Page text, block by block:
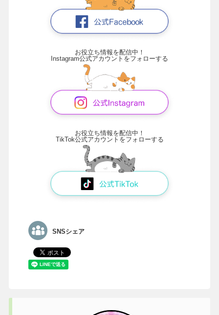
お役立ち情報を配信中！
Instagram公式アカウントをフォローする
お役立ち情報を配信中！
TikTok公式アカウントをフォローする
SNSシェア